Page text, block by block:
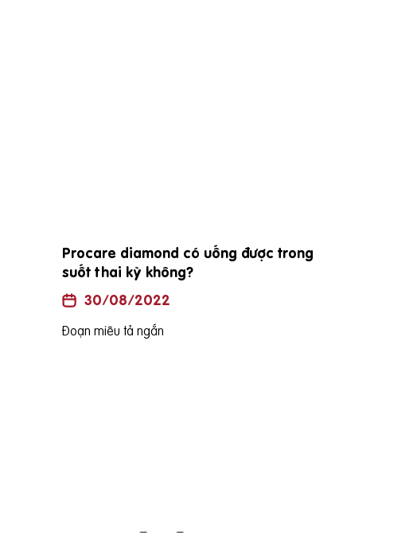
Procare diamond có uống được trong
suốt thai kỳ không?
30/08/2022
Đoạn miêu tả ngắn